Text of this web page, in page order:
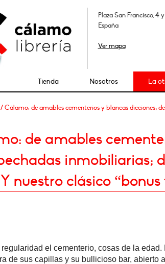
Plaza San Francisco, 4
España
Ver mapa
Tienda Nosotros La
/ Cálamo: de amables cementerios y blancas dicciones;
de amables
inmobiliarias;
nuestro clásico
el cementerio, cosas de la
de sus capillas y su bullicioso bar, abierto